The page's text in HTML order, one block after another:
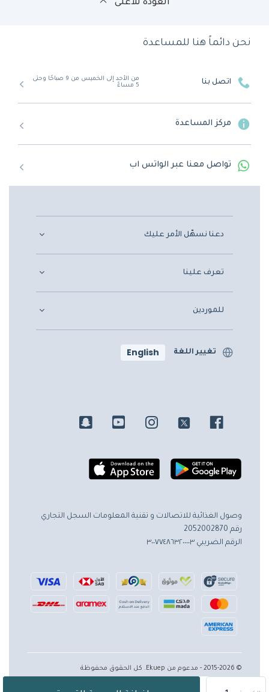
العودة للأعلى
نحن دائماً هنا للمساعدة
اتصل بنا
من الأحد إلى الخميس من 9 صباحًا وحتى
5 مساءً
مركز المساعدة
تواصل معنا عبر الواتس اب
دعنا نسهّل الأمر عليك
تعرف علينا
للموردين
تغيير اللغة English
وصول الغذائية للاتصالات و تقنية المعلومات السجل التجاري
رقم 2052002870
الرقم الضريبي ٣٠٠٧٧٤٨٦٣٢٠٠٠٠٣
© 2015-2026 - مدعوم من Ekuep. كل الحقوق محفوظة